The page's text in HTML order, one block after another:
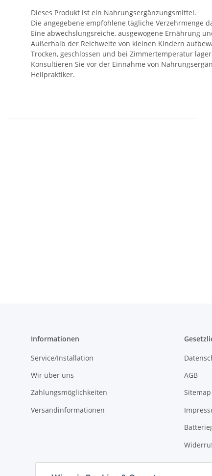
Dieses Produkt ist ein Nahrungsergänzungsmittel.
Die angegebene empfohlene tägliche Verzehrmenge
Eine abwechslungsreiche, ausgewogene Ernährung
Außerhalb der Reichweite von kleinen Kindern
Trocken, geschlossen und bei Zimmertemperatur
Konsultieren Sie vor der Einnahme von
Heilpraktiker.
Informationen
Service/Installation
Wir über uns
Zahlungsmöglichkeiten
Versandinformationen
AGB
Sitemap